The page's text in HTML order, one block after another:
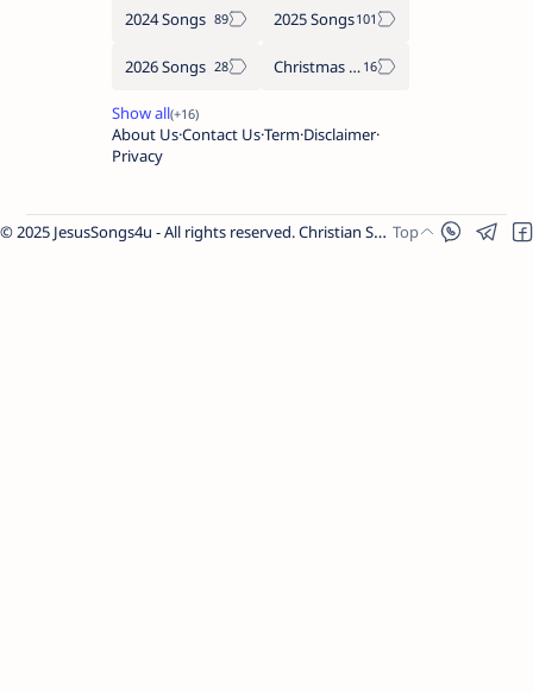
2024 Songs 2025 Songs
2026 Songs Christmas Songs
About UsContact UsTerm Disclaimer
Privacy
© 2025 JesusSongs4u - All rights reserved. Christian Songs | Bible-based Lyrics | Worship Music.